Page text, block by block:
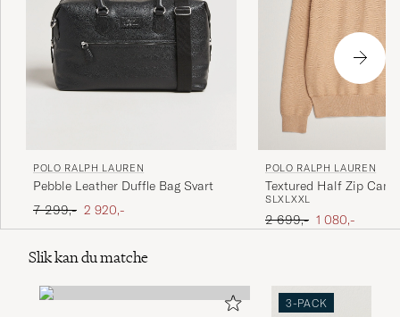
POLO RALPH LAUREN
Pebble Leather Duffle Bag Svart
Ordinær pris
7 299,- Nedsatt pris
2 920,-
POLO RALPH LAUREN
Textured Half Zip
SLXLXXL
Ordinær pris
2 699,- Nedsatt pris
1 080,-
Slik kan du matche
3-PACK